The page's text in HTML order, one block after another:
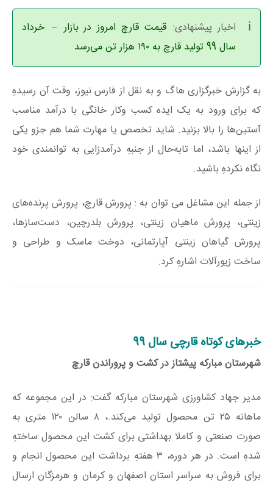
اخبار پیشنهادی: قیمت قارچ امروز در بازار – خرداد
سال 99 تولید قارچ به ۱۹۰ هزار تن می‌رسد
به گزارش خبرگزاری هاگ و به نقل از فارس نیوز، وقت آن رسیدهِ
که برای ورود به یک ایده کسب وکار خانگی با درآمد مناسب
آستین‌ها را بالا بزنید. شاید تخصص یا مهارت شما هم جزو یکی
از اینها باشد، اما تا‌به‌حال از جنبهِ درآمدزایی به توانمندی خود
نگاه نکردهِ باشید.
از جمله این مشاغل می توان به : پرورش قارچ، پرورش پرنده‌های
زینتی، پرورش ماهیان زینتی، پرورش بلدرچین، دست‌سازها،
پرورش گیاهان زینتی آپارتمانی، دوخت ماسک و طراحی و
ساخت زیورآلات اشارهِ کرد.
خبرهای کوتاه قارچی سال 99
شهرستان مبارکه پیشتاز در کشت و پروراندن قارچ
مدیر جهاد کشاورزی شهرستان مبارکه گفت: در این مجموعه که
ماهانه ۲۵ تن محصول تولید می‌کند.، ۸ سالن ۱۲۰ متری به
صورت صنعتی و کاملا بهداشتی برای کشت این محصول ساختهِ
شدهِ است. در هر دوره، ۳ هفتهِ برداشت این محصول انجام و
برای فروش به سراسر استان اصفهان و کرمان و هرمزگان ارسال